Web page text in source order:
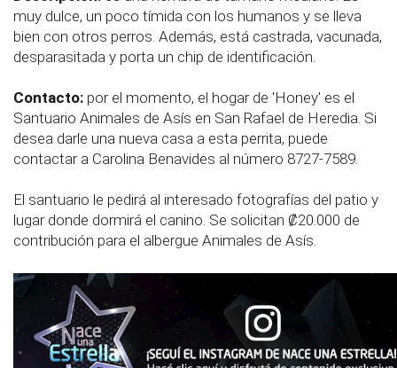
muy dulce, un poco tímida con los humanos y se lleva
bien con otros perros. Además, está castrada, vacunada,
desparasitada y porta un chip de identificación.
Contacto: por el momento, el hogar de 'Honey' es el
Santuario Animales de Asís en San Rafael de Heredia. Si
desea darle una nueva casa a esta perrita, puede
contactar a Carolina Benavides al número 8727-7589.
El santuario le pedirá al interesado fotografías del patio y
lugar donde dormirá el canino. Se solicitan ₡20.000 de
contribución para el albergue Animales de Asís.